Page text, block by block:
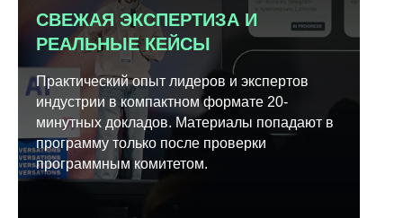
СВЕЖАЯ ЭКСПЕРТИЗА И
РЕАЛЬНЫЕ КЕЙСЫ
Практический опыт лидеров и экспертов
индустрии в компактном формате 20-
минутных докладов. Материалы попадают в
программу только после проверки
программным комитетом.